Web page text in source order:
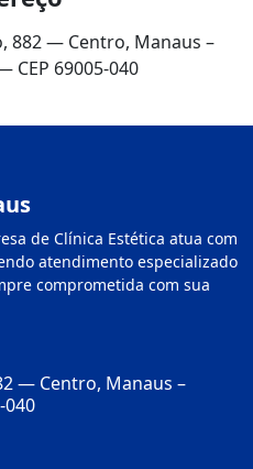
882 — Centro, Manaus –
CEP 69005-040
de Clínica Estética atua com
atendimento especializado
comprometida com sua
— Centro, Manaus –
040